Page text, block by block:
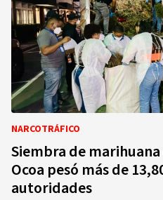
NARCOTRÁFICO
Siembra de
Ocoa pesó más de
autoridades